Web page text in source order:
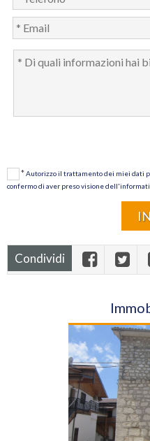
*Autorizzo il trattamento dei miei dati
confermo di aver preso visione
Condividi